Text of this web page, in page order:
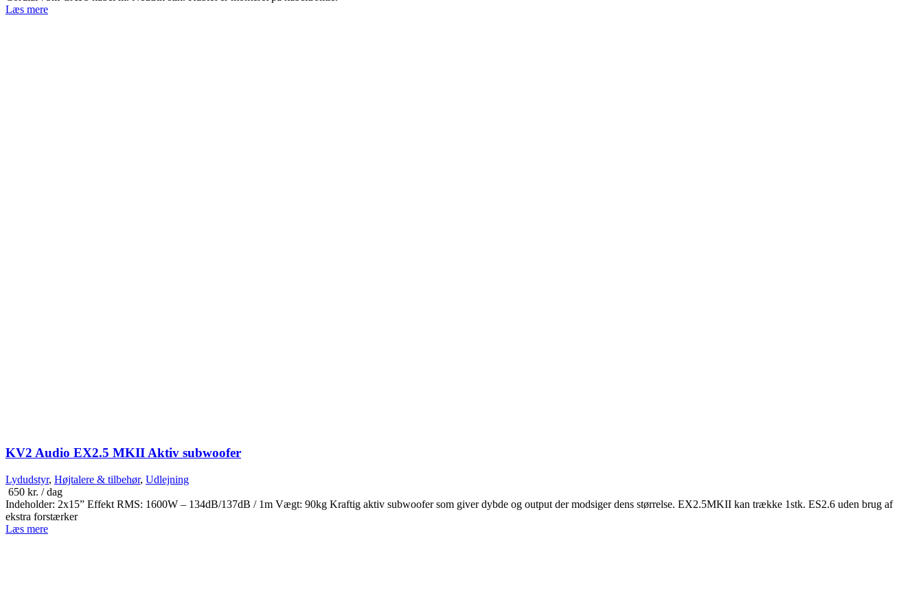
Læs mere
KV2 Audio EX2.5 MKII Aktiv subwoofer
Lydudstyr, Højtalere & tilbehør, Udlejning
650 kr. / dag
Indeholder: 2x15” Effekt RMS: 1600W – 134dB/137dB / 1m Vægt: 90kg Kraftig aktiv subwoofer som giver dybde og output der modsiger dens størrelse. EX2.5MKII kan trække 1stk. ES2.6 uden brug af
ekstra forstærker
Læs mere